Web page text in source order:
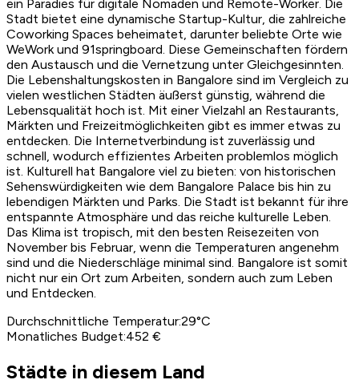
ein Paradies für digitale Nomaden und Remote-Worker. Die
Stadt bietet eine dynamische Startup-Kultur, die zahlreiche
Coworking Spaces beheimatet, darunter beliebte Orte wie
WeWork und 91springboard. Diese Gemeinschaften fördern
den Austausch und die Vernetzung unter Gleichgesinnten.
Die Lebenshaltungskosten in Bangalore sind im Vergleich zu
vielen westlichen Städten äußerst günstig, während die
Lebensqualität hoch ist. Mit einer Vielzahl an Restaurants,
Märkten und Freizeitmöglichkeiten gibt es immer etwas zu
entdecken. Die Internetverbindung ist zuverlässig und
schnell, wodurch effizientes Arbeiten problemlos möglich
ist. Kulturell hat Bangalore viel zu bieten: von historischen
Sehenswürdigkeiten wie dem Bangalore Palace bis hin zu
lebendigen Märkten und Parks. Die Stadt ist bekannt für ihre
entspannte Atmosphäre und das reiche kulturelle Leben.
Das Klima ist tropisch, mit den besten Reisezeiten von
November bis Februar, wenn die Temperaturen angenehm
sind und die Niederschläge minimal sind. Bangalore ist somit
nicht nur ein Ort zum Arbeiten, sondern auch zum Leben
und Entdecken.
Durchschnittliche Temperatur:29°C
Monatliches Budget:452 €
Städte in diesem Land